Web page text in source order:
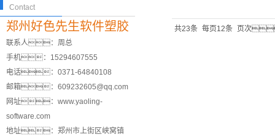
Contact
郑州好色先生软件塑胶
联系人：周总
手机：15294607555
电话：0371-64840108
邮箱：609232605@qq.com
网址：www.yaoling-
software.com
地址：郑州市上街区峡窝镇
共23条 每页12条 页次